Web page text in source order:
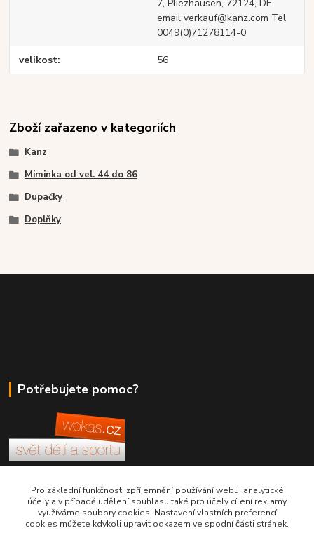
7, Pliezhausen, 72124, DE
email verkauf@kanz.com Tel
0049(0)71278114-0
velikost 56
Zboží zařazeno v kategoriích
Kanz
Miminka od vel. 44 do 86
Dupačky
Doplňky
Potřebujete pomoc?
+420 380 830 198
wokas.online@yahoo.cz
Pro základní funkčnost, zpříjemnění používání webu, analytické
účely a v případě udělení souhlasu také pro účely cílení reklamy
využíváme soubory cookies. Nastavení vlastních preferencí
cookies můžete kdykoli upravit odkazem ve spodní části stránek.